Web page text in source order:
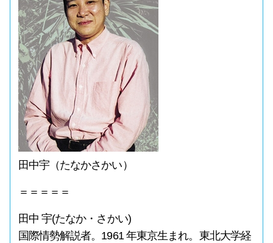
田中宇（たなかさかい）
＝＝＝＝＝
田中 宇(たなか・さかい)
国際情勢解説者。1961 年東京生まれ。東北大学経